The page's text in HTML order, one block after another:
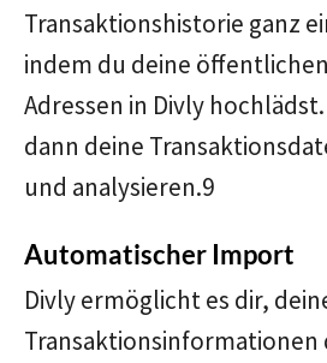
Transaktionshistorie ganz
indem du deine
Adressen in Divly
dann deine
und analysieren.9
Automatischer Import
Divly ermöglicht es dir,
Transaktionsinformationen